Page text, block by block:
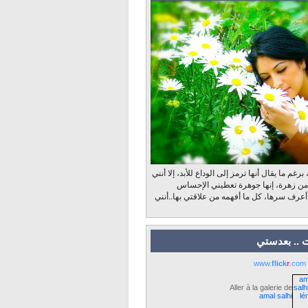
ما يقال أنها ترمز إلى الوداع للأبد، إلا أنني
من زهرة، إنها جوهرة تعطيني الإحساس
أعرف سرها، كل ما أفهمه من علاقتي بها..أنني
.. بعدستي
www.flickr .com
Aller à la galerie de
amal salhi